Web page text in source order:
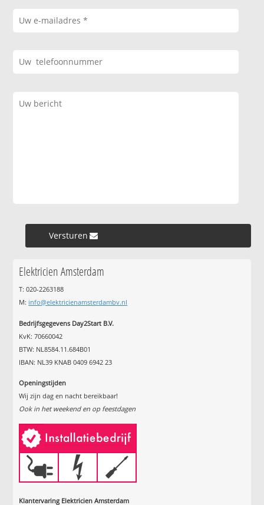
Versturen »
Elektricien Amsterdam
T: 020-2263188
M: info@elektricienamsterdambv.nl
Bedrijfsgegevens Day2Start B.V.
KvK: 70660042
BTW: NL8584.11.684B01
IBAN: NL39 KNAB 0409 6942 23
Openingstijden
Wij zijn dag en nacht bereikbaar!
Ook in het weekend en op feestdagen
Klantervaring Elektricien Amsterdam